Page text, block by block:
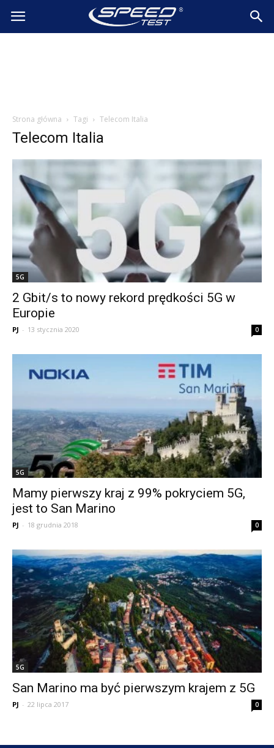
SpeedTest.pl
Strona główna Tagi Telecom Italia
Telecom Italia
5G
2 Gbit/s to nowy rekord prędkości 5G w
Europie
PJ - 13 stycznia 2020 0
5G
Mamy pierwszy kraj z 99% pokryciem 5G,
jest to San Marino
PJ - 18 grudnia 2018 0
5G
San Marino ma być pierwszym krajem z 5G
PJ - 22 lipca 2017 0